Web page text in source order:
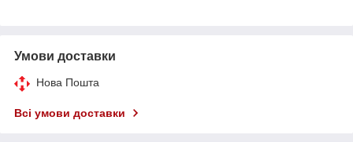
Умови доставки
Нова Пошта
Всі умови доставки